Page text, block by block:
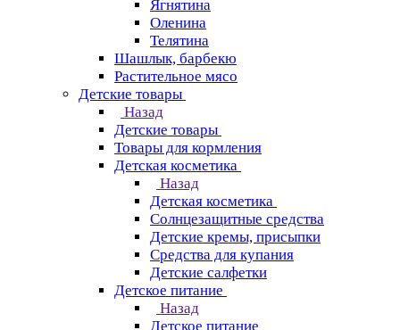
Ягнятина
Оленина
Телятина
Шашлык, барбекю
Растительное мясо
Детские товары
Назад
Детские товары
Товары для кормления
Детская косметика
Назад
Детская косметика
Солнцезащитные средства
Детские кремы, присыпки
Средства для купания
Детские салфетки
Детское питание
Назад
Детское питание